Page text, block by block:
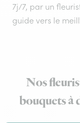
7j/7, par un
guide vers le
Nos
bouquets à